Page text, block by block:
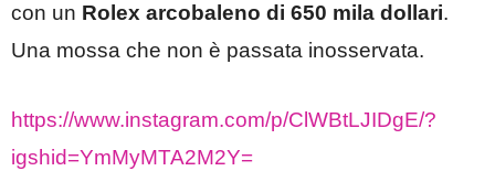
con un Rolex arcobaleno di 650 mila dollari.
Una mossa che non è passata inosservata.
https://www.instagram.com/p/ClWBtLJIDgE/?
igshid=YmMyMTA2M2Y=